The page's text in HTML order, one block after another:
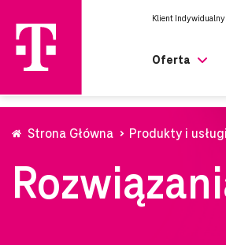
Klient Indywidualny
Oferta
Strona Główna Produkty i usługi